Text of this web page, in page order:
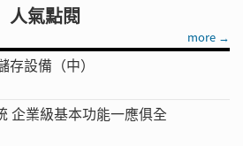
人氣點閱
more →
設備（中）
企業級基本功能一應俱全